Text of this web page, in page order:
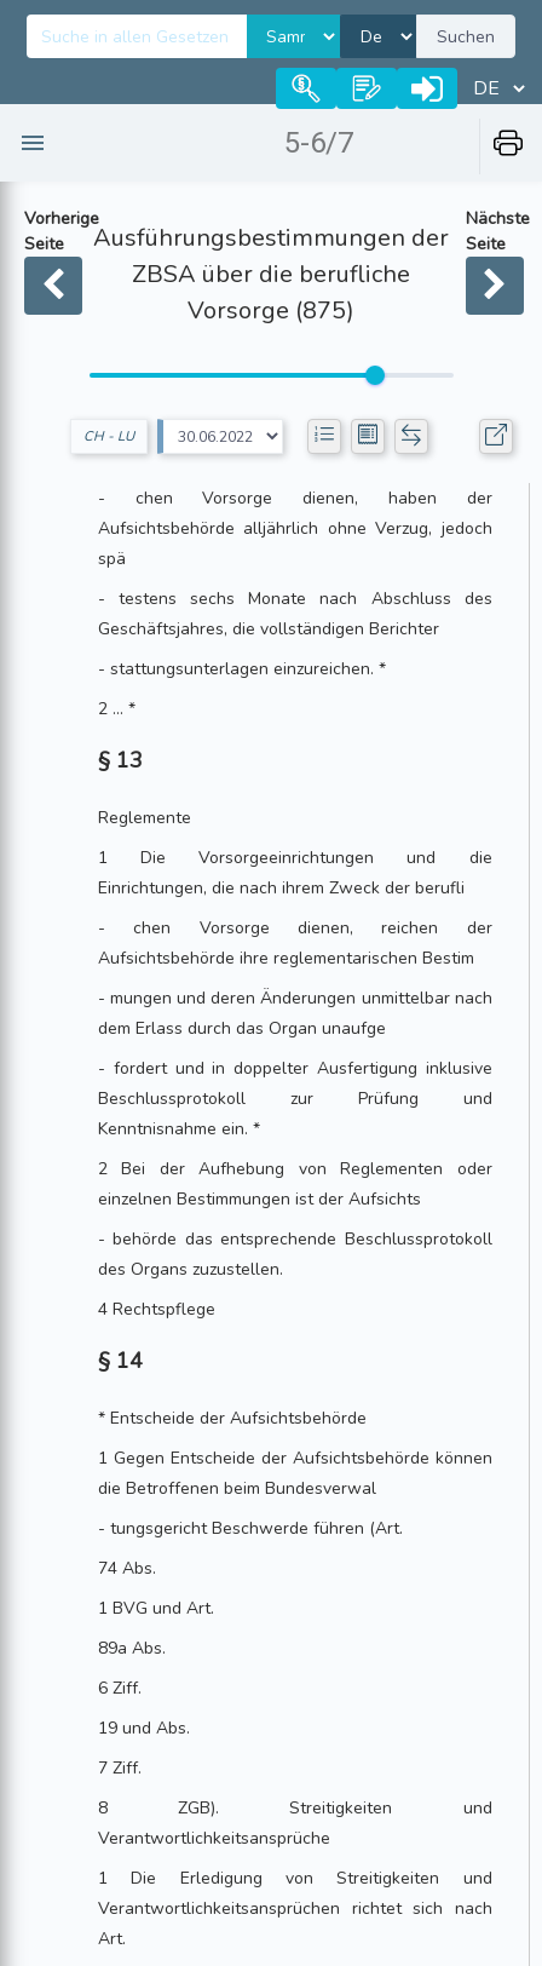
Suchen
5-6/7
Vorherige
Seite
Ausführungsbestimmungen der
ZBSA über die berufliche
Vorsorge (875)
Nächste
Seite
CH - LU
- chen Vorsorge dienen, haben der
Aufsichtsbehörde alljährlich ohne Verzug, jedoch
spä
- testens sechs Monate nach Abschluss des
Geschäftsjahres, die vollständigen Berichter
- stattungsunterlagen einzureichen. *
2 ... *
§ 13
Reglemente
1 Die Vorsorgeeinrichtungen und die
Einrichtungen, die nach ihrem Zweck der berufli
- chen Vorsorge dienen, reichen der
Aufsichtsbehörde ihre reglementarischen Bestim
- mungen und deren Änderungen unmittelbar nach
dem Erlass durch das Organ unaufge
- fordert und in doppelter Ausfertigung inklusive
Beschlussprotokoll zur Prüfung und
Kenntnisnahme ein. *
2 Bei der Aufhebung von Reglementen oder
einzelnen Bestimmungen ist der Aufsichts
- behörde das entsprechende Beschlussprotokoll
des Organs zuzustellen.
4 Rechtspflege
§ 14
* Entscheide der Aufsichtsbehörde
1 Gegen Entscheide der Aufsichtsbehörde können
die Betroffenen beim Bundesverwal
- tungsgericht Beschwerde führen (Art.
74 Abs.
1 BVG und Art.
89a Abs.
6 Ziff.
19 und Abs.
7 Ziff.
8 ZGB). Streitigkeiten und
Verantwortlichkeitsansprüche
1 Die Erledigung von Streitigkeiten und
Verantwortlichkeitsansprüchen richtet sich nach
Art.